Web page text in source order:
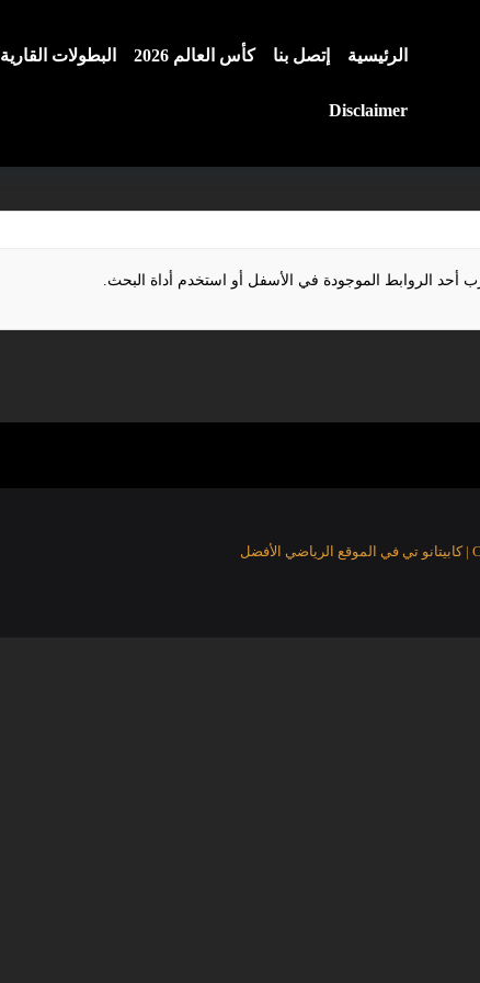
الرئيسية إتصل بنا كأس العالم 2026 البطولات القارية
Disclaimer
أحد الروابط الموجودة في الأسفل أو استخدم أداة البحث.